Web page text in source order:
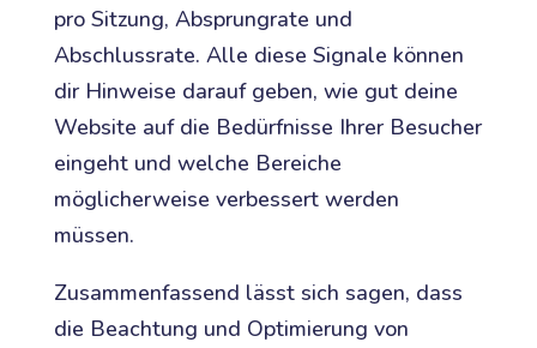
pro Sitzung, Absprungrate und
Abschlussrate. Alle diese Signale können
dir Hinweise darauf geben, wie gut deine
Website auf die Bedürfnisse Ihrer Besucher
eingeht und welche Bereiche
möglicherweise verbessert werden
müssen.
Zusammenfassend lässt sich sagen, dass
die Beachtung und Optimierung von